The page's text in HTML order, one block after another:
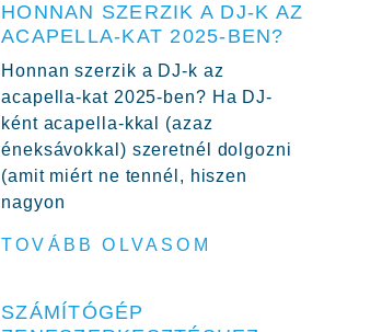
HONNAN SZERZIK A DJ-K AZ
ACAPELLA-KAT 2025-BEN?
Honnan szerzik a DJ-k az
acapella-kat 2025-ben? Ha DJ-
ként acapella-kkal (azaz
éneksávokkal) szeretnél dolgozni
(amit miért ne tennél, hiszen
nagyon
TOVÁBB OLVASOM
SZÁMÍTÓGÉP